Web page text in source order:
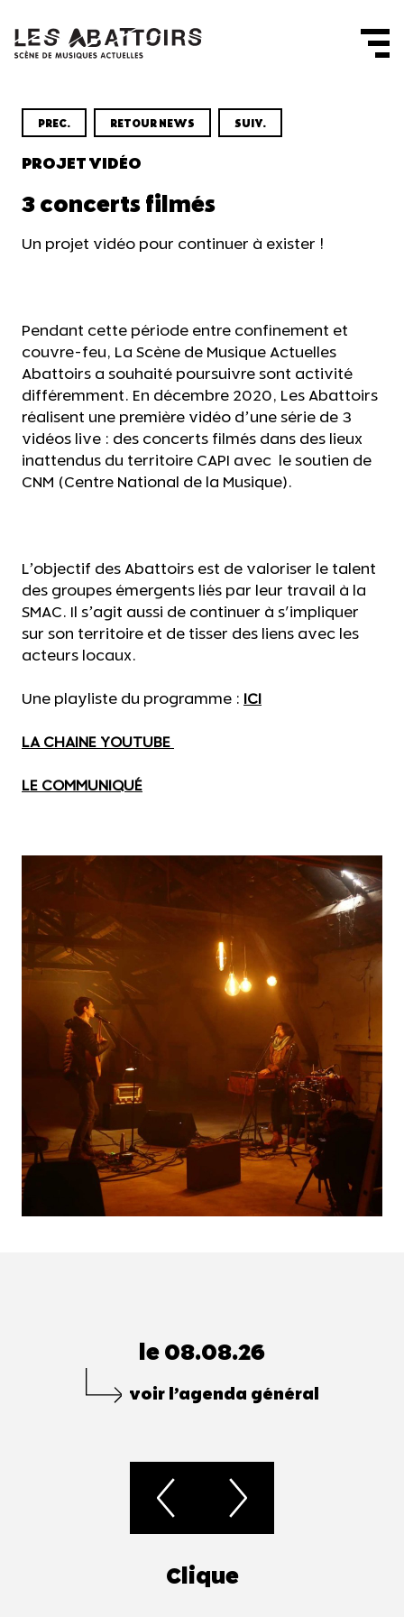
PREC. RETOUR NEWS SUIV.
PROJET VIDÉO
3 concerts filmés
Un projet vidéo pour continuer à exister !
Pendant cette période entre confinement et
couvre-feu, La Scène de Musique Actuelles
Abattoirs a souhaité poursuivre sont activité
différemment. En décembre 2020, Les Abattoirs
réalisent une première vidéo d’une série de 3
vidéos live : des concerts filmés dans des lieux
inattendus du territoire CAPI avec le soutien de
CNM (Centre National de la Musique).
L’objectif des Abattoirs est de valoriser le talent
des groupes émergents liés par leur travail à la
SMAC. Il s’agit aussi de continuer à s'impliquer
sur son territoire et de tisser des liens avec les
acteurs locaux.
Une playliste du programme : ICI
LA CHAINE YOUTUBE
LE COMMUNIQUÉ
le 08.08.26
voir l’agenda général
Clique